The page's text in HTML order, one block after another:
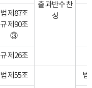
출 과반수 찬
성
법 제87조
규 제90조
③
규 제26조
법 제55조 법